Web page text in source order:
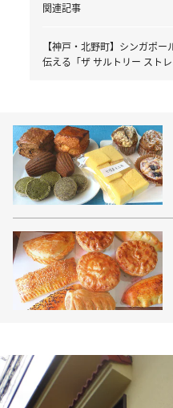
関連記事
【神戸・北野町】シンガポ
伝える「ザ サルトリー ストレ